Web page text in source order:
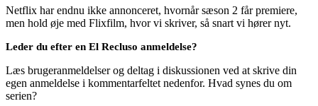
Netflix har endnu ikke annonceret, hvornår sæson 2 får premiere,
men hold øje med Flixfilm, hvor vi skriver, så snart vi hører nyt.
Leder du efter en El Recluso anmeldelse?
Læs brugeranmeldelser og deltag i diskussionen ved at skrive din
egen anmeldelse i kommentarfeltet nedenfor. Hvad synes du om
serien?